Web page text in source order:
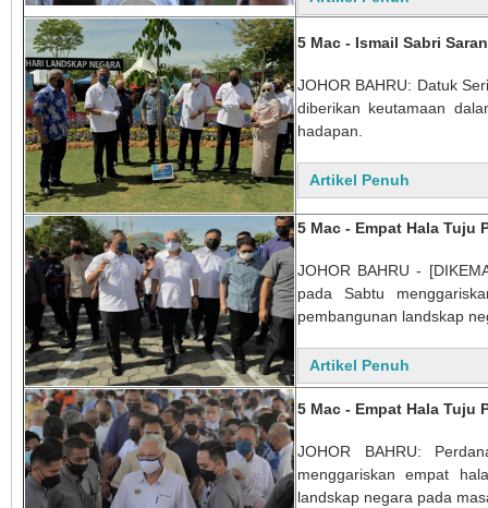
5 Mac - Ismail Sabri
JOHOR BAHRU: Datuk
diberikan keutamaan
hadapan.
Artikel Penuh
5 Mac - Empat Hala Tuju
JOHOR BAHRU -
pada Sabtu
pembangunan landskap
Artikel Penuh
5 Mac - Empat Hala Tuju
JOHOR BAHRU:
menggariskan empat
landskap negara pada